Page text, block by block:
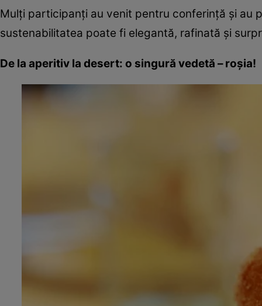
Mulți participanți au venit pentru conferință și au
sustenabilitatea poate fi elegantă, rafinată și
De la aperitiv la desert: o singură vedetă – roșia!